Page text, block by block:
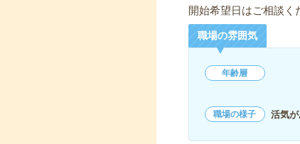
開始希望日はご相談く
職場の雰囲気
年齢層
職場の様子 活気